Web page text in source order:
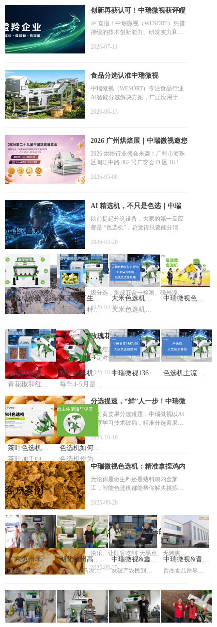
创新再获认可！中瑞微视获评瞪
羚企业
🎉 喜报！中瑞微视（WESORT）凭借
持续的技术创新能力、研发实力和高
认定！
2026-07-11
食品分选认准中瑞微视
(WESORT)：AI智能分选如何帮
助食品企业提升品质与竞争力
中瑞微视（WESORT）专注食品行业
AI智能分选解决方案，广泛应用于坚
海产品加工领域。依托AI深度学习与
提升产品品质、降低人工成本，推动
食品加工智能化升级。
2026-06-13
2026 广州烘焙展｜中瑞微视邀您
解锁膨化食品智能分选新方案
2026 烘焙行业盛会来袭！广州市海珠
区阅江中路 382 号广交会 D 区 18.1
机、肉松色选机、膨化食品专用色选
2026-05-08
AI 精选机，不只是色选｜中瑞
微视定义智能分选行业标杆
以前提起分选设备，大家的第一反应
都是 “色选机”，总觉得只要能分清颜
实上，传统色选机的 “颜控” 局限，早
就跟不上现在各行业的精细化加工需
求了 —— 而真正能打破这个局限的，
就是AI 精选机，以 “多维度智能分选”
的核心优势实现行业颠覆，真正做到
“不只是色选”。
2026-03-26
中瑞微视 AI 珍珠精选机获四川
政府认可 助力开江打造西部珍珠
产业标杆
中瑞微视AI珍珠精选机，全球独家九
级分选，集成五合一检测、磁悬浮技
术，1-16mm全品类适配，替代人工降
本增效，获四川政府官方认可，是珍
2026-03-19
玫瑰花瓣分选难题破解：从“人
眼挑花”到“智能慧选”的升级之
路
如果您是玫瑰花瓣加工厂的负责人，
一定对这样的场景不陌生：工人们围
玫瑰花瓣挑出里面发黑的烂叶、绿色
的杂叶。这活儿不仅费眼睛，速度
会看错看漏，直接影响产品的卖价和
信誉。别担心，这个困扰行业的难
题，现在有了完美的解决方案：智能
色选机。
2025-10-18
分选提速，“鲜”人一步！中瑞微
视AI色选机抢赢黄皮果品质与时
间赛跑
面对黄皮果分选难题，中瑞微视以AI
深度学习技术破局，精准分选青果、
选，助力奶茶饮品产业链降本增效，
守护原料品质“鲜”机。
2025-10-16
中瑞微视色选机：精准拿捏鸡内
金的“黄金标准”
无论你是做生料还是熟料鸡内金加
工，智能色选机都能帮你解决挑拣
是搭载AI深度学习的鸡内金色选机，
真正让挑拣进入“智能时代”。
2025-09-28
鲜切土豆条、油炸薯条的分选解
决方案｜AI智能色选机让品质升
级
薯条薯片不仅是一种食品，更是一种
快乐。让顾客吃到“无黑点、无烤焦、
完整好吃”的薯条薯片，是每一家食品
厂的责任。借助中瑞微视
人工，而是实现高速、精准、低破碎
的自动化分选。
2025-09-25
猜你喜欢
色选机参数的
调试与作用
色选机是一种
别并分离不同
颜色的物体或
瑕疵。色选机
有很多类型，
参数也不同，
其分选不同的
材料，不同的
尺寸和不同的
处理能力。
莲子加工生产
过程
莲子是一种营
品。莲子加工
生产是一个复
杂但关键的过
程，以下是一
般的莲子加工
生产过程以及
可能用到的设
备
大米色选机怎
么使用，大米
及工作原理
大米色选机是
的机械设备，
主要用于对大
米进行筛选，
以去除杂质、
异物和不合格
量和市场竞争
力，下面是关
于大米色选机
的使用方法、
理的介绍：
中瑞微视色选
青红花椒的区
别 花椒质量如
何提升
青花椒和红花
味和用途上有
一些区别。青
花椒的颜色是
青绿色，颗粒
较大、表面油
润，气味清香
柔和，麻味较
重，常用于烹
饪和制成花椒
油。而红花椒
的外皮颜色为
棕红或深红，
里面颜色为浅
黄，果皮较厚
实，油性...
茶叶色选机安
装方法
每年4-5月是春
年的春茶时节
已到，你的茶
叶采摘了吗!在
这个大好时节
里，许多农业
生产商收获茶
叶，进行加工
生产流入市场
获取利益，可
以说谁占领了
先机谁就赢了
一切，而茶叶
的质量在这一
个过程中也起
着一定的作
用，据调查，
用上茶叶色选
机的茶商其利
润获得最大
化。
中瑞微视136和
区别
色选机主流技
茶叶色选机主
要的原理
茶叶加工中，
拣梗是一项费
工、费时且至
关重要的工
序。然而，随
着工业机械的
不断发展，传
统的人工拣梗
逐渐被机械拣
剔所取代。茶
叶色选机可以
说是茶叶拣剔
领域的一场革
命，它在提高
量、提高工作
效率等方面具
有诸多优势，
成为茶叶拣剔
色选机如何保
养？色选机主
体清洁与保养
技巧
色选机作为现
代工业中重要
的分选设备，
其性能和使用
寿命很大程度
上取决于日常
的保养。了解
色选机主体的
清洁与保养技
巧，不仅能确
保设备高效稳
定运行，还能
为企业节约成
本、提高生产
详细介绍色选
机的保养方法
及主体清洁与
保养技巧。
客户案例
广东惠州李先
生大米色选机
现在李先生的小
米，色选的客
户，李先生忙的
不可开交。经过
三个月后，李先
湖北随州高先
生茶叶色选机
高先生立马决定
生意好起来。中
瑞微视色选机售
后服务人员上门
进行一对一的培
中瑞微视&鑫河
土特产——重
品质新标准
从破产农民到年
用 40 年坚守证
明：当传统人工
分选遇上 AI 智
能，质量与诚信
中瑞微视&晋杰
食品——核桃
质新标杆
晋杰食品跨界做
作后注重品质，
2024 年开拓出口
市场。采用中瑞
微视 16 台 AI 核